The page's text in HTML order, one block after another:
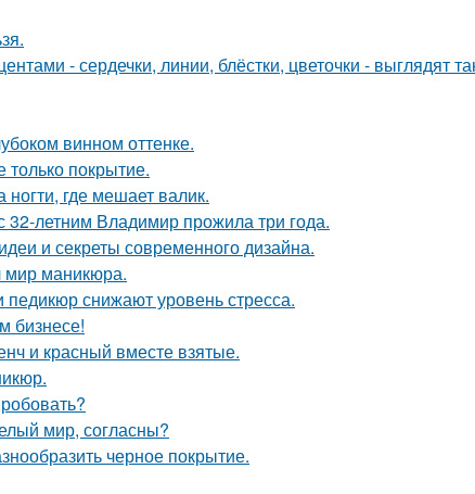
- сердечки, линии, блёстки, цветочки - выглядят
винном оттенке.
только покрытие.
где мешает валик.
летним Владимир прожила три года.
и секреты современного дизайна.
мир маникюра.
снижают уровень стресса.
бизнесе!
и красный вместе взятые.
мир, согласны?
черное покрытие.